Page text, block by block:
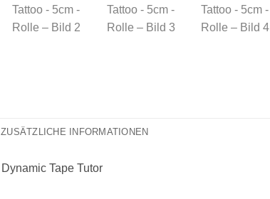
ZUSÄTZLICHE INFORMATIONEN